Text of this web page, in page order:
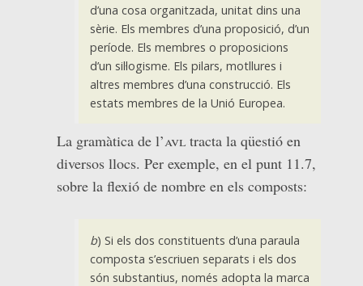
d’una cosa organitzada, unitat dins una
sèrie. Els membres d’una proposició, d’un
període. Els membres o proposicions
d’un sil·logisme. Els pilars, motllures i
altres membres d’una construcció. Els
estats membres de la Unió Europea.
La gramàtica de l’avl tracta la qüestió en
diversos llocs. Per exemple, en el punt 11.7,
sobre la flexió de nombre en els composts:
b) Si els dos constituents d’una paraula
composta s’escriuen separats i els dos
són substantius, només adopta la marca